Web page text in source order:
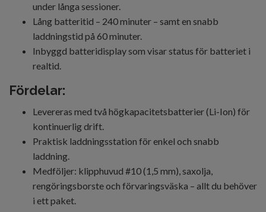
under långa sessioner.
Lång batteritid – 240 minuter – samt en snabb
laddningstid på 60 minuter.
Inbyggd batteridisplay som visar status för batteriet i
realtid.
Fördelar:
Levereras med två högkapacitetsbatterier (Li-Ion) för
kontinuerlig drift.
Praktisk laddningsstation för enkel och snabb
laddning.
Medföljer: klipphuvud #10 (1,5 mm), saxolja,
rengöringsborste och förvaringsväska – allt du behöver
i ett paket.